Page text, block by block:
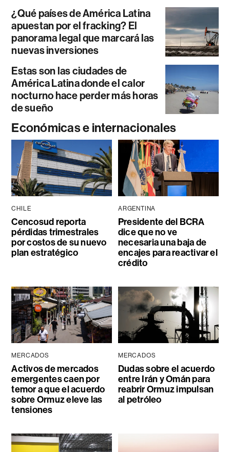
¿Qué países de América Latina
apuestan por el fracking? El
panorama legal que marcará las
nuevas inversiones
Estas son las ciudades de
América Latina donde el calor
nocturno hace perder más horas
de sueño
Económicas e internacionales
CHILE
Cencosud reporta
pérdidas trimestrales
por costos de su nuevo
plan estratégico
ARGENTINA
Presidente del BCRA
dice que no ve
necesaria una baja de
encajes para reactivar el
crédito
MERCADOS
Activos de mercados
emergentes caen por
temor a que el acuerdo
sobre Ormuz eleve las
tensiones
MERCADOS
Dudas sobre el acuerdo
entre Irán y Omán para
reabrir Ormuz impulsan
al petróleo